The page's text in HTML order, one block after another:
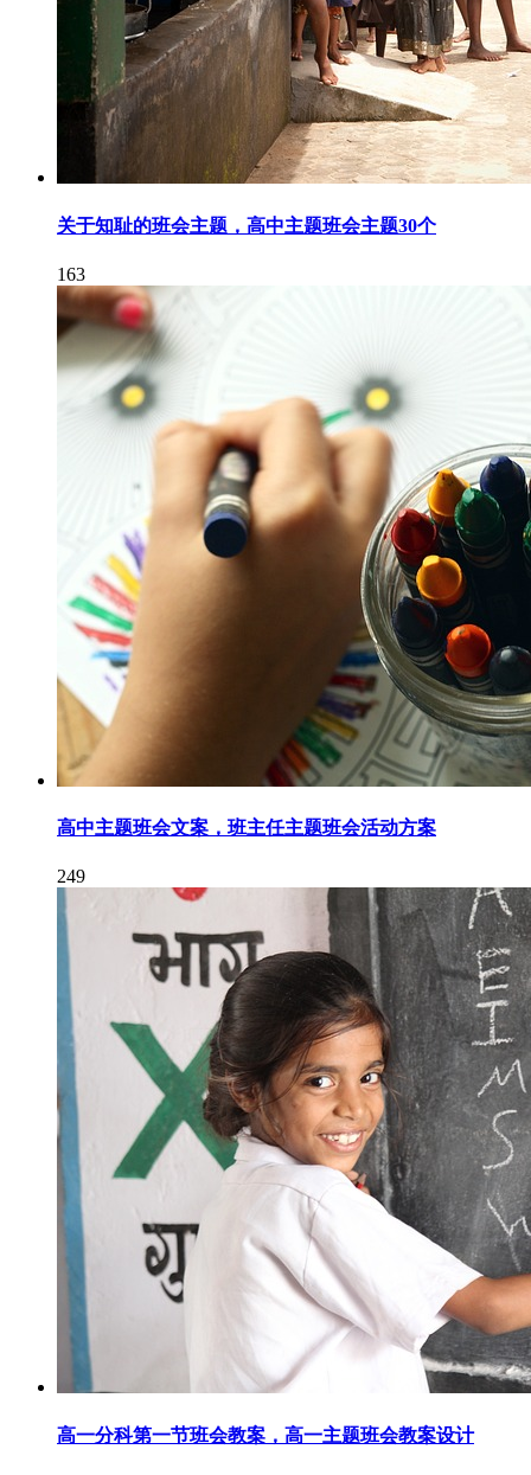
关于知耻的班会主题，高中主题班会主题30个
163
高中主题班会文案，班主任主题班会活动方案
249
高一分科第一节班会教案，高一主题班会教案设计